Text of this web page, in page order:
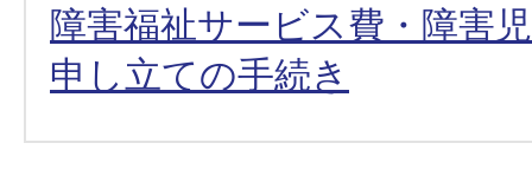
障害福祉サービス費・障害
申し立ての手続き